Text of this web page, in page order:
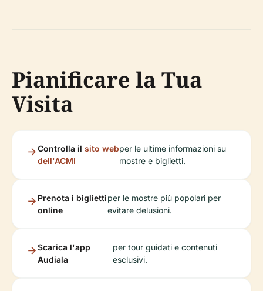
Pianificare la Tua
Visita
Controlla il sito web
dell'ACMI
per le ultime informazioni su
mostre e biglietti.
Prenota i biglietti
online
per le mostre più popolari per
evitare delusioni.
Scarica l'app
Audiala
per tour guidati e contenuti
esclusivi.